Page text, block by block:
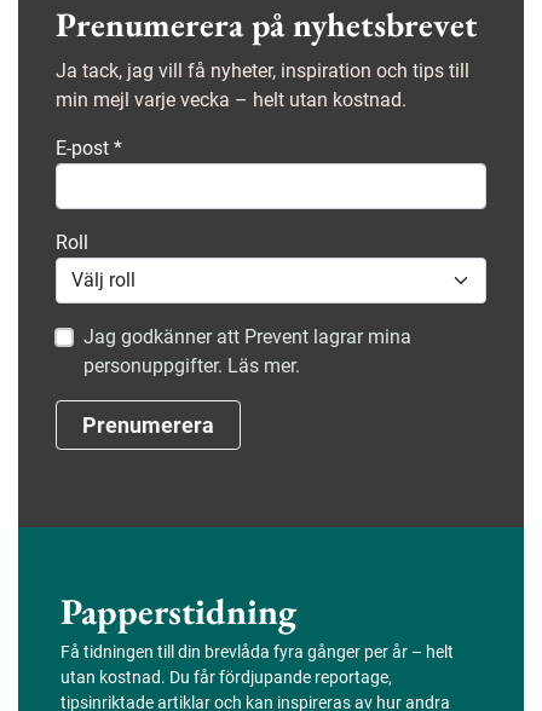
Prenumerera på nyhetsbrevet
Ja tack, jag vill få nyheter, inspiration och tips till
min mejl varje vecka – helt utan kostnad.
E-post *
Roll
Jag godkänner att Prevent lagrar mina
personuppgifter. Läs mer.
Prenumerera
Papperstidning
Få tidningen till din brevlåda fyra gånger per år – helt
utan kostnad. Du får fördjupande reportage,
tipsinriktade artiklar och kan inspireras av hur andra